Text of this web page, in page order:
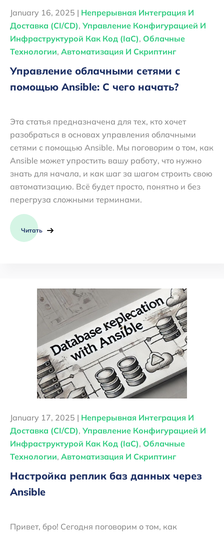
January 16, 2025 | Непрерывная Интеграция И
Доставка (CI/CD), Управление Конфигурацией И
Инфраструктурой Как Код (IaC), Облачные
Технологии, Автоматизация И Скриптинг
Управление облачными сетями с
помощью Ansible: С чего начать?
Эта статья предназначена для тех, кто хочет
разобраться в основах управления облачными
сетями с помощью Ansible. Мы поговорим о том, как
Ansible может упростить вашу работу, что нужно
знать для начала, и как шаг за шагом строить свою
автоматизацию. Всё будет просто, понятно и без
перегруза сложными терминами.
Читать
January 17, 2025 | Непрерывная Интеграция И
Доставка (CI/CD), Управление Конфигурацией И
Инфраструктурой Как Код (IaC), Облачные
Технологии, Автоматизация И Скриптинг
Настройка реплик баз данных через
Ansible
Привет, бро! Сегодня поговорим о том, как